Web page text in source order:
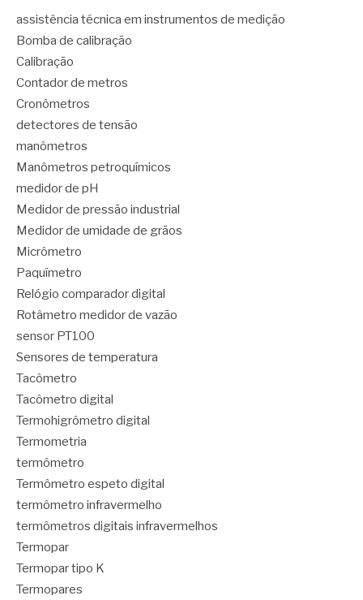
assistência técnica em instrumentos de medição
Bomba de calibração
Calibração
Contador de metros
Cronômetros
detectores de tensão
manômetros
Manômetros petroquímicos
medidor de pH
Medidor de pressão industrial
Medidor de umidade de grãos
Micrômetro
Paquímetro
Relógio comparador digital
Rotâmetro medidor de vazão
sensor PT100
Sensores de temperatura
Tacômetro
Tacômetro digital
Termohigrômetro digital
Termometria
termômetro
Termômetro espeto digital
termômetro infravermelho
termômetros digitais infravermelhos
Termopar
Termopar tipo K
Termopares